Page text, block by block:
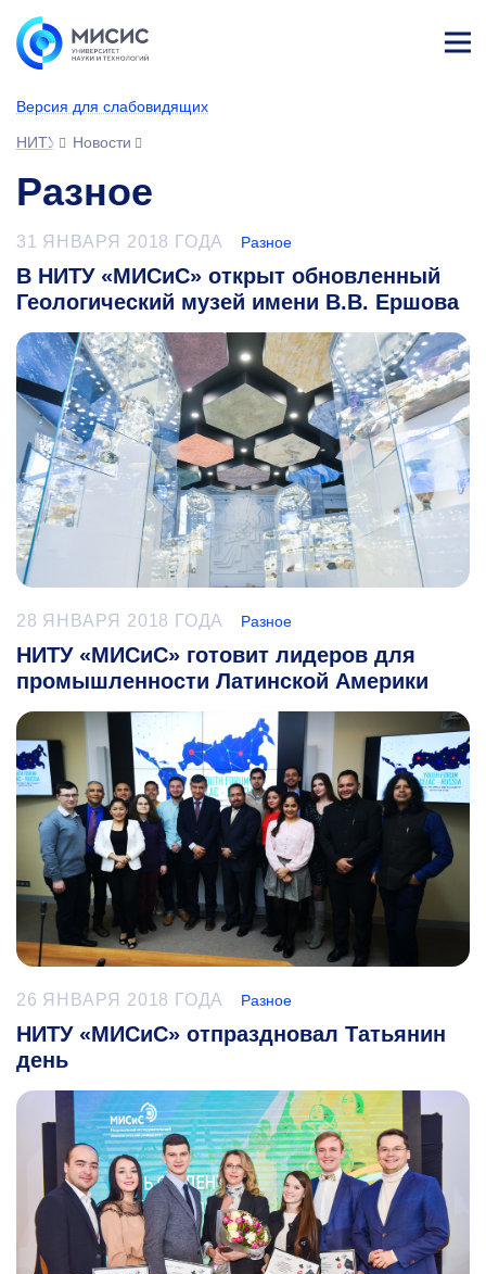
Версия для слабовидящих
НИТУ МИСИС
Новости
Разное
31 ЯНВАРЯ 2018 ГОДА Разное
В НИТУ «МИСиС» открыт обновленный
Геологический музей имени В.В. Ершова
28 ЯНВАРЯ 2018 ГОДА Разное
НИТУ «МИСиС» готовит лидеров для
промышленности Латинской Америки
26 ЯНВАРЯ 2018 ГОДА Разное
НИТУ «МИСиС» отпраздновал Татьянин
день